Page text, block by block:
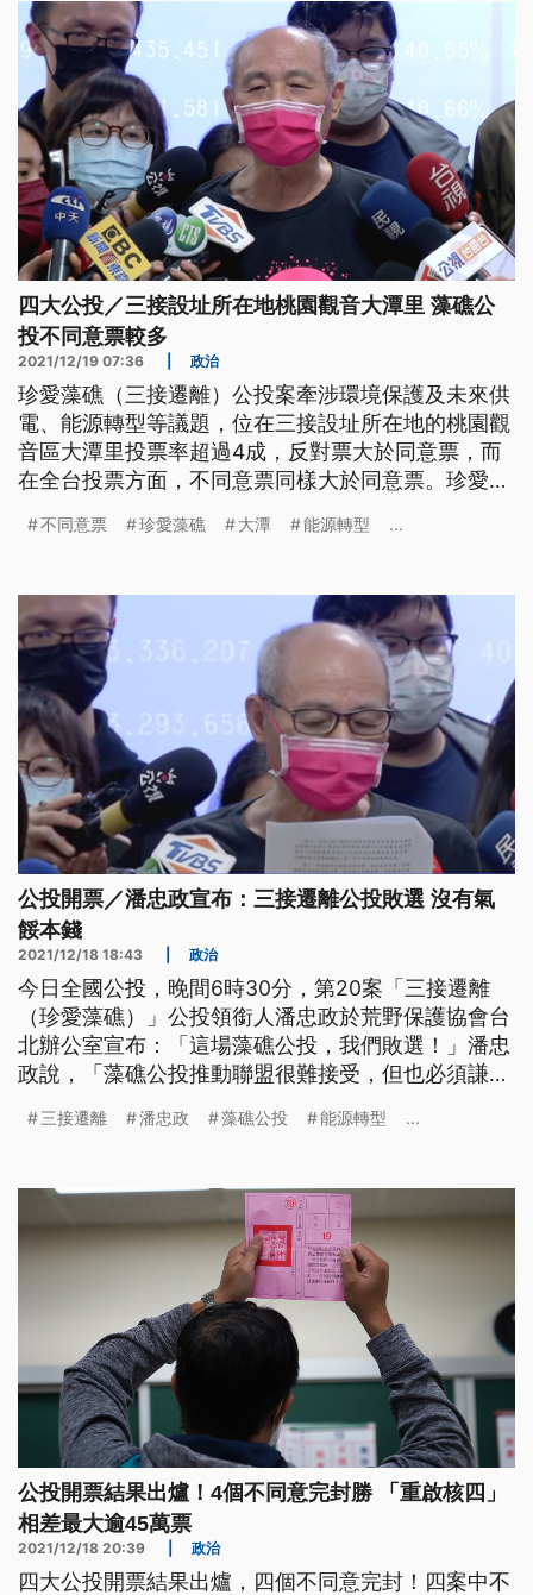
四大公投／三接設址所在地桃園觀音大潭里 藻礁公
投不同意票較多
2021/12/19 07:36 政治
珍愛藻礁（三接遷離）公投案牽涉環境保護及未來供
電、能源轉型等議題，位在三接設址所在地的桃園觀
音區大潭里投票率超過4成，反對票大於同意票，而
在全台投票方面，不同意票同樣大於同意票。珍愛藻
失敗，在藻礁保育這條路還是會持續下去。
不同意票 珍愛藻礁 大潭 能源轉型 ...
公投開票／潘忠政宣布：三接遷離公投敗選 沒有氣
餒本錢
2021/12/18 18:43 政治
今日全國公投，晚間6時30分，第20案「三接遷離
（珍愛藻礁）」公投領銜人潘忠政於荒野保護協會台
北辦公室宣布：「這場藻礁公投，我們敗選！」潘忠
政說，「藻礁公投推動聯盟很難接受，但也必須謙卑
沒有氣餒的本錢。」他強調，藻礁公投暴露了政府能
策。最準確的線上即時開票，就看公視新聞網：點此
三接遷離 潘忠政 藻礁公投 能源轉型 ...
公投開票結果出爐！4個不同意完封勝 「重啟核四」
相差最大逾45萬票
2021/12/18 20:39 政治
四大公投開票結果出爐，四個不同意完封！四案中不